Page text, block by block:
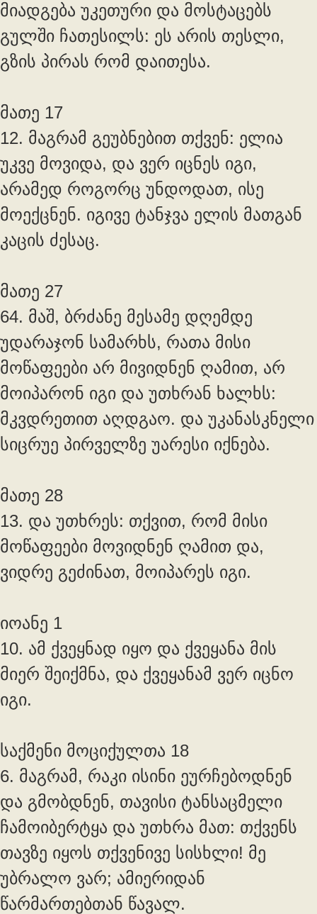
მიადგება უკეთური და მოსტაცებს
გულში ჩათესილს: ეს არის თესლი,
გზის პირას რომ დაითესა.
მათე 17
12. მაგრამ გეუბნებით თქვენ: ელია
უკვე მოვიდა, და ვერ იცნეს იგი,
არამედ როგორც უნდოდათ, ისე
მოექცნენ. იგივე ტანჯვა ელის მათგან
კაცის ძესაც.
მათე 27
64. მაშ, ბრძანე მესამე დღემდე
უდარაჯონ სამარხს, რათა მისი
მოწაფეები არ მივიდნენ ღამით, არ
მოიპარონ იგი და უთხრან ხალხს:
მკვდრეთით აღდგაო. და უკანასკნელი
სიცრუე პირველზე უარესი იქნება.
მათე 28
13. და უთხრეს: თქვით, რომ მისი
მოწაფეები მოვიდნენ ღამით და,
ვიდრე გეძინათ, მოიპარეს იგი.
იოანე 1
10. ამ ქვეყნად იყო და ქვეყანა მის
მიერ შეიქმნა, და ქვეყანამ ვერ იცნო
იგი.
საქმენი მოციქულთა 18
6. მაგრამ, რაკი ისინი ეურჩებოდნენ
და გმობდნენ, თავისი ტანსაცმელი
ჩამოიბერტყა და უთხრა მათ: თქვენს
თავზე იყოს თქვენივე სისხლი! მე
უბრალო ვარ; ამიერიდან
წარმართებთან წავალ.